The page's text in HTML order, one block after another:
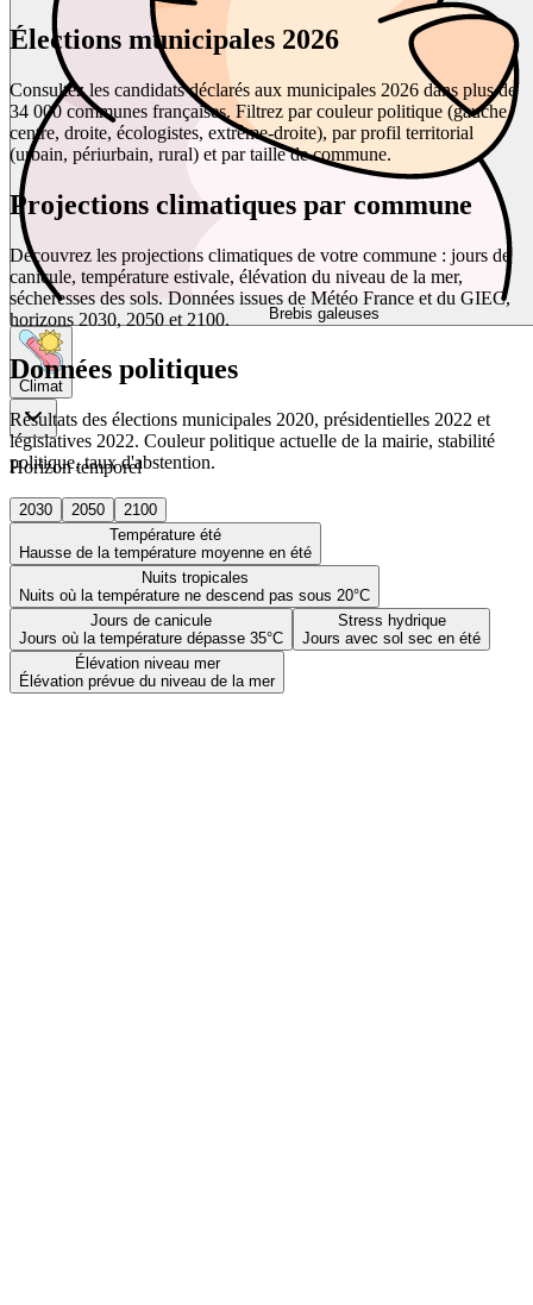
Brebis galeuses
Climat
Horizon temporel
2030 2050
2100
Température été
Hausse de la température moyenne en été
Nuits tropicales
Nuits où la température ne descend pas sous 20°C
Jours de canicule
Jours où la température dépasse 35°C
Stress hydrique
Jours avec sol sec en été
Élévation niveau mer
Élévation prévue du niveau de la mer
Élections municipales 2026
Consultez les candidats déclarés aux municipales 2026 dans plus de
34 000 communes françaises. Filtrez par couleur politique (gauche,
centre, droite, écologistes, extrême-droite), par profil territorial
(urbain, périurbain, rural) et par taille de commune.
Projections climatiques par commune
Découvrez les projections climatiques de votre commune : jours de
canicule, température estivale, élévation du niveau de la mer,
sécheresses des sols. Données issues de Météo France et du GIEC,
horizons 2030, 2050 et 2100.
Données politiques
Résultats des élections municipales 2020, présidentielles 2022 et
législatives 2022. Couleur politique actuelle de la mairie, stabilité
politique, taux d'abstention.